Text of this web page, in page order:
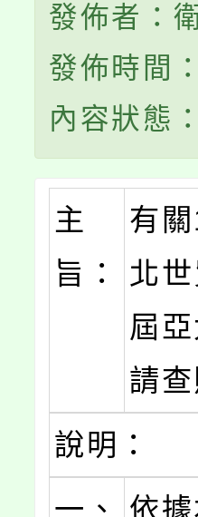
發佈者：
發佈時間
內容狀態
主
旨：
有
北
屆
請查
說明：
一、
依